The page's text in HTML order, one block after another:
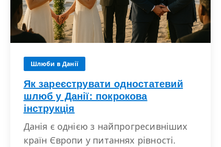
Шлюби в Данії
Як зареєструвати одностатевий
шлюб у Данії: покрокова
інструкція
Данія є однією з найпрогресивніших
країн Європи у питаннях рівності.